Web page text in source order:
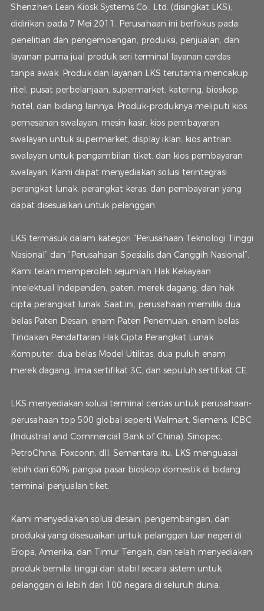
Shenzhen Lean Kiosk Systems Co., Ltd. (disingkat LKS),
didirikan pada 7 Mei 2011. Perusahaan ini berfokus pada
penelitian dan pengembangan, produksi, penjualan, dan
layanan purna jual produk seri terminal layanan cerdas
tanpa awak. Produk dan layanan LKS terutama mencakup
ritel, pusat perbelanjaan, supermarket, katering, bioskop,
hotel, dan bidang lainnya. Produk-produknya meliputi kios
pemesanan swalayan, mesin kasir, kios pembayaran
swalayan untuk supermarket, display iklan, kios antrian
swalayan untuk pengambilan tiket, dan kios pembayaran
swalayan. Kami dapat menyediakan solusi terintegrasi
perangkat lunak, perangkat keras, dan pembayaran yang
dapat disesuaikan untuk pelanggan.
LKS termasuk dalam kategori “Perusahaan Teknologi Tinggi
Nasional” dan “Perusahaan Spesialis dan Canggih Nasional”.
Kami telah memperoleh sejumlah Hak Kekayaan
Intelektual Independen, paten, merek dagang, dan hak
cipta perangkat lunak. Saat ini, perusahaan memiliki dua
belas Paten Desain, enam Paten Penemuan, enam belas
Tindakan Pendaftaran Hak Cipta Perangkat Lunak
Komputer, dua belas Model Utilitas, dua puluh enam
merek dagang, lima sertifikat 3C, dan sepuluh sertifikat CE.
LKS menyediakan solusi terminal cerdas untuk perusahaan-
perusahaan top 500 global seperti Walmart, Siemens, ICBC
(Industrial and Commercial Bank of China), Sinopec,
PetroChina, Foxconn, dll. Sementara itu, LKS menguasai
lebih dari 60% pangsa pasar bioskop domestik di bidang
terminal penjualan tiket.
Kami menyediakan solusi desain, pengembangan, dan
produksi yang disesuaikan untuk pelanggan luar negeri di
Eropa, Amerika, dan Timur Tengah, dan telah menyediakan
produk bernilai tinggi dan stabil secara sistem untuk
pelanggan di lebih dari 100 negara di seluruh dunia.